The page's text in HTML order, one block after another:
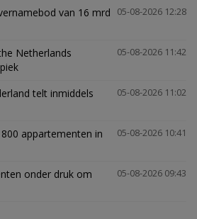
05-08-2026 12:28
van 16 mrd
05-08-2026 11:42
Netherlands
05-08-2026 11:02
telt inmiddels
05-08-2026 10:41
appartementen in
05-08-2026 09:43
onder druk om